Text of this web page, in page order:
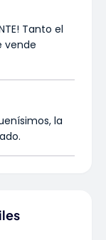
Tanto el
vende
la